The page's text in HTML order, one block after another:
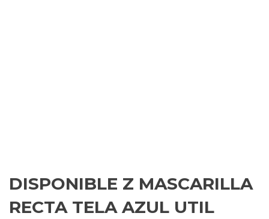
DISPONIBLE Z MASCARILLA
RECTA TELA AZUL UTIL